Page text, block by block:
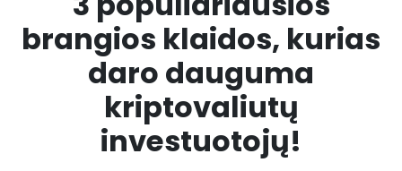
brangios klaidos, kurias
daro dauguma
kriptovaliutų
investuotojų!